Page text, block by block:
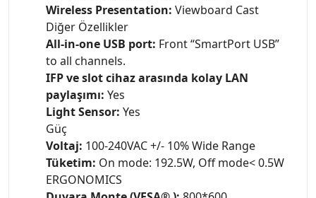
Wireless Presentation: Viewboard Cast
Diğer Özellikler
All-in-one USB port: Front “SmartPort USB”
to all channels.
IFP ve slot cihaz arasında kolay LAN
paylaşımı: Yes
Light Sensor: Yes
Güç
Voltaj: 100-240VAC +/- 10% Wide Range
Tüketim: On mode: 192.5W, Off mode< 0.5W
ERGONOMICS